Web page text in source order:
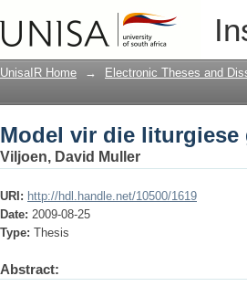
Model vir die
UnisaIR Home → Electronic Theses and
Model vir die
Viljoen, David Muller
URI: http://hdl.handle.net/10500/1619
Date: 2009-08-25
Type: Thesis
Abstract: